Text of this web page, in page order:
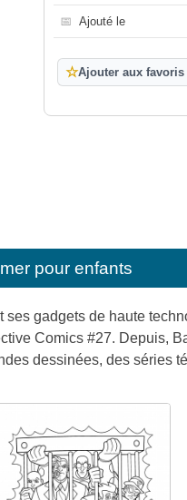
📅 Ajouté le
☆Ajouter aux favoris
pour enfants
gadgets de haute
Comics #27. Depuis,
dessinées, des séries